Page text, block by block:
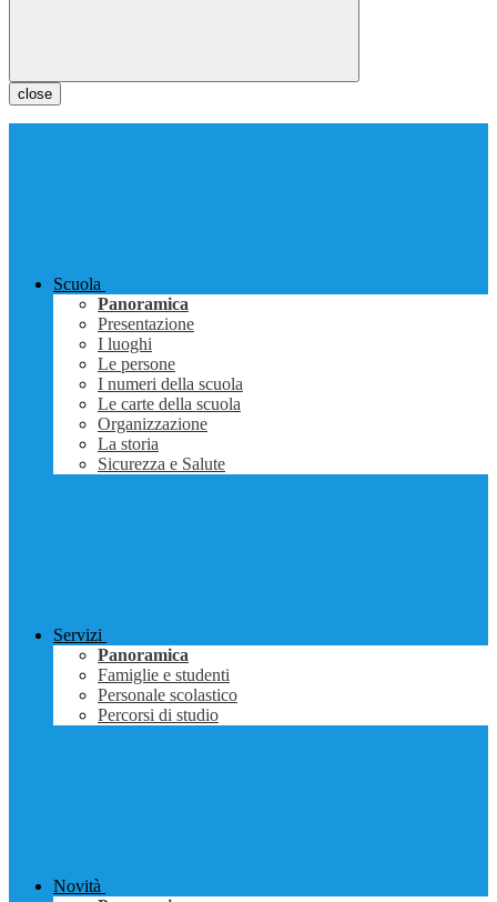
close
Scuola
Panoramica
Presentazione
I luoghi
Le persone
I numeri della scuola
Le carte della scuola
Organizzazione
La storia
Sicurezza e Salute
Servizi
Panoramica
Famiglie e studenti
Personale scolastico
Percorsi di studio
Novità